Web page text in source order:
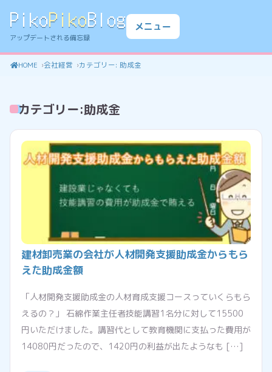
PikoPikoBlog
アップデートされる備忘録
メニュー
HOME 会社経営 カテゴリー:助成金
カテゴリー:助成金
建材卸売業の会社が人材開発支援助成金からもら
えた助成金額
「人材開発支援助成金の人材育成支援コースっていくらもら
えるの？」 石綿作業主任者技能講習1名分に対して15500
円いただけました。講習代として教育機関に支払った費用が
14080円だったので、1420円の利益が出たようなも […]